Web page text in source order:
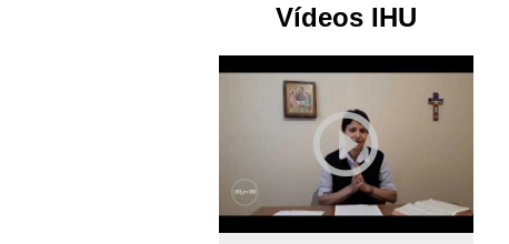
Vídeos IHU
play_circle_outline